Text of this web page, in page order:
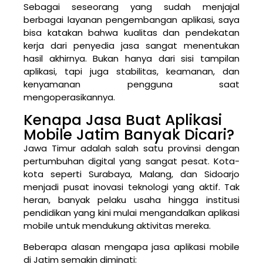
Sebagai seseorang yang sudah menjajal
berbagai layanan pengembangan aplikasi, saya
bisa katakan bahwa kualitas dan pendekatan
kerja dari penyedia jasa sangat menentukan
hasil akhirnya. Bukan hanya dari sisi tampilan
aplikasi, tapi juga stabilitas, keamanan, dan
kenyamanan pengguna saat
mengoperasikannya.
Kenapa Jasa Buat Aplikasi
Mobile Jatim Banyak Dicari?
Jawa Timur adalah salah satu provinsi dengan
pertumbuhan digital yang sangat pesat. Kota-
kota seperti Surabaya, Malang, dan Sidoarjo
menjadi pusat inovasi teknologi yang aktif. Tak
heran, banyak pelaku usaha hingga institusi
pendidikan yang kini mulai mengandalkan aplikasi
mobile untuk mendukung aktivitas mereka.
Beberapa alasan mengapa jasa aplikasi mobile
di Jatim semakin diminati: